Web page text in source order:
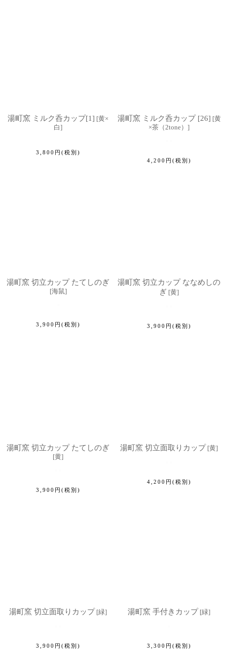
湯町窯 ミルク呑カップ[1] [黄×
白]
3,800 円 (税別)
湯町窯 ミルク呑カップ [26] [黄
×茶（2tone） ]
4,200 円 (税別)
湯町窯 切立カップ たてしのぎ
[海鼠]
3,900 円 (税別)
湯町窯 切立カップ ななめしの
ぎ [黄]
3,900 円 (税別)
湯町窯 切立カップ たてしのぎ
[黄]
3,900 円 (税別)
湯町窯 切立面取りカップ [黄]
4,200 円 (税別)
湯町窯 切立面取りカップ [緑]
3,900 円 (税別)
湯町窯 手付きカップ [緑]
3,300 円 (税別)